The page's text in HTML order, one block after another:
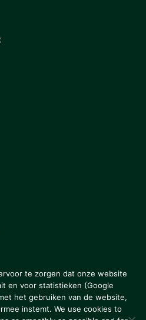
EIS Colofon
Disclaimer
te zorgen dat onze website
en voor statistieken (Google
het gebruiken van de website,
instemt. We use cookies to